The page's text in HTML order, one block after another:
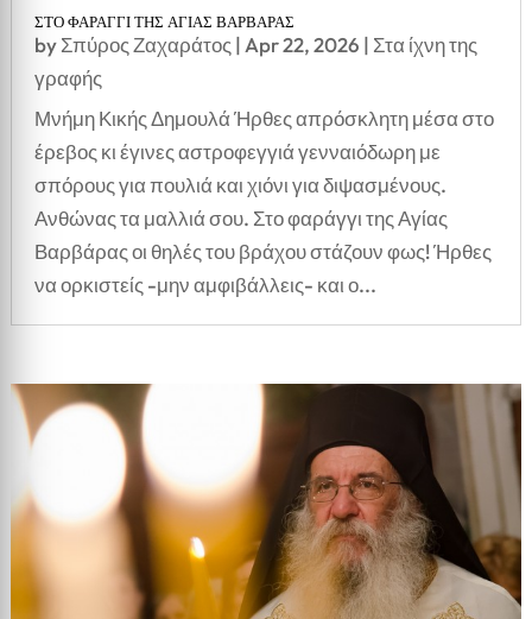
ΣΤΟ ΦΑΡΑΓΓΙ ΤΗΣ ΑΓΙΑΣ ΒΑΡΒΑΡΑΣ
byΣπύρος Ζαχαράτος | Apr 22, 2026 | Στα ίχνη της
γραφής
Μνήμη Κικής Δημουλά Ήρθες απρόσκλητη μέσα στο
έρεβος κι έγινες αστροφεγγιά γενναιόδωρη με
σπόρους για πουλιά και χιόνι για διψασμένους.
Ανθώνας τα μαλλιά σου. Στο φαράγγι της Αγίας
Βαρβάρας οι θηλές του βράχου στάζουν φως! Ήρθες
να ορκιστείς -μην αμφιβάλλεις- και ο...